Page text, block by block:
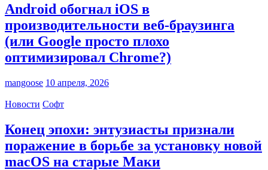
Android обогнал iOS в
производительности веб-браузинга
(или Google просто плохо
оптимизировал Chrome?)
mangoose 10 апреля, 2026
Новости Софт
Конец эпохи: энтузиасты признали
поражение в борьбе за установку новой
macOS на старые Маки